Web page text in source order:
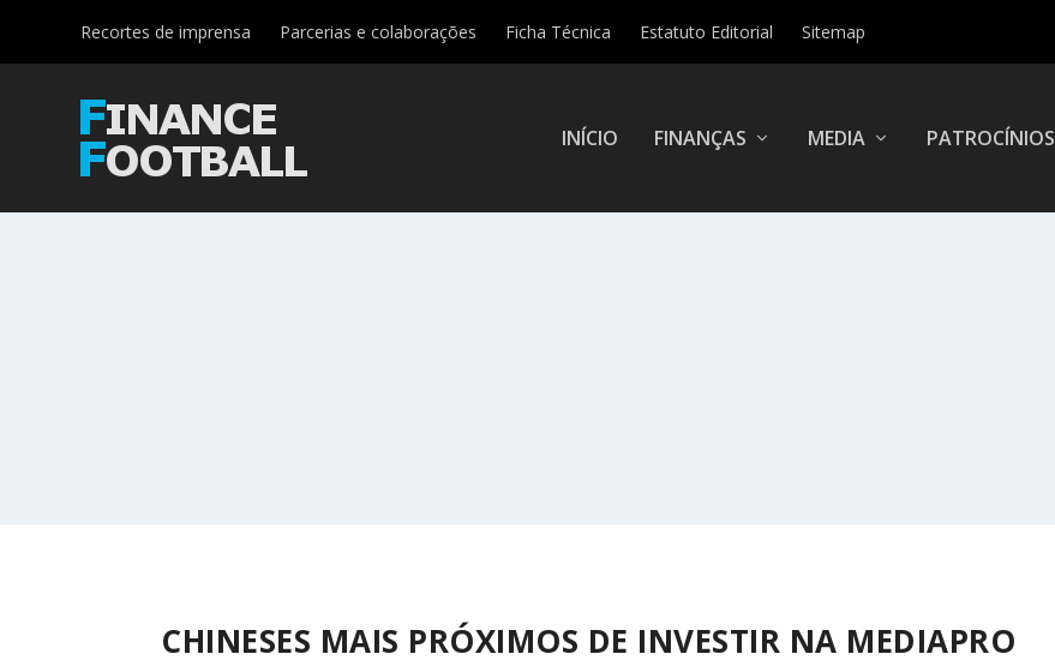
Recortes de imprensa Parcerias e colaborações Ficha Técnica Estatuto Editorial Sitemap
INÍCIO FINANÇAS MEDIA PATROCÍNIOS
CHINESES MAIS PRÓXIMOS DE INVESTIR NA MEDIAPRO